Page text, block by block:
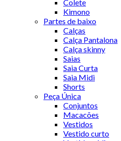
Colete
Kimono
Partes de baixo
Calças
Calça Pantalona
Calça skinny
Saias
Saia Curta
Saia Midi
Shorts
Peça Única
Conjuntos
Macacões
Vestidos
Vestido curto